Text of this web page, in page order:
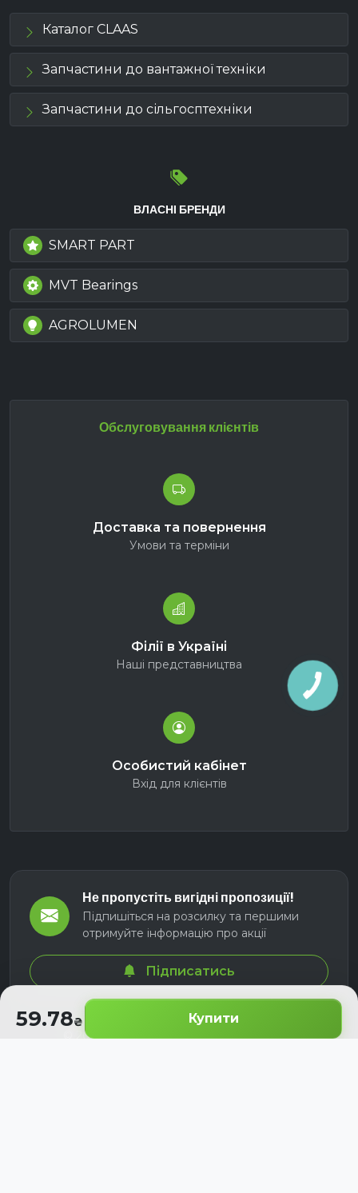
59.78 Купити
Каталог CLAAS
Запчастини до вантажної техніки
Запчастини до сільгосптехніки
ВЛАСНІ БРЕНДИ
SMART PART
MVT Bearings
AGROLUMEN
Обслуговування клієнтів
Доставка та повернення
Умови та терміни
Філії в Україні
Наші представництва
Особистий кабінет
Вхід для клієнтів
Не пропустіть вигідні пропозиції!
Підпишіться на розсилку та першими
отримуйте інформацію про акції
Підписатись
© 2026 СЕЛМ АГРО. Всі права захищені.